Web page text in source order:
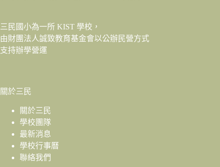
三民國小為一所 KIST 學校，
由財團法人誠致教育基金會以公辦民營方式
支持辦學營運
關於三民
關於三民
學校團隊
最新消息
學校行事曆
聯絡我們